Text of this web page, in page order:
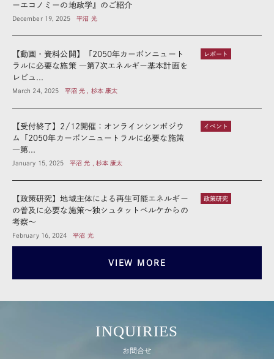
ーエコノミーの地政学』のご紹介
December 19, 2025 平沼 光
レポート
【動画・資料公開】「2050年カーボンニュート
ラルに必要な施策 ―第7次エネルギー基本計画を
レビュ...
March 24, 2025 平沼 光 , 杉本 康太
イベント
【受付終了】2/12開催：オンラインシンポジウ
ム「2050年カーボンニュートラルに必要な施策
―第...
January 15, 2025 平沼 光 , 杉本 康太
政策研究
【政策研究】地域主体による再生可能エネルギー
の普及に必要な施策～独シュタットベルケからの
考察～
February 16, 2024 平沼 光
VIEW MORE
INQUIRIES
お問合せ